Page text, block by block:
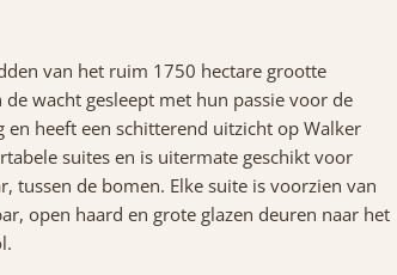
van het ruim 1750 hectare grootte
wacht gesleept met hun passie voor de
heeft een schitterend uitzicht op Walker
suites en is uitermate geschikt voor
tussen de bomen. Elke suite is voorzien van
open haard en grote glazen deuren naar het